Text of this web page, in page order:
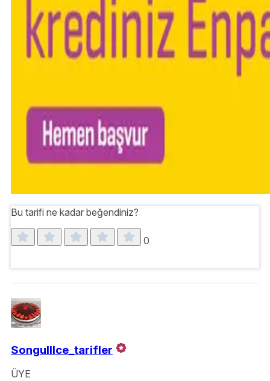
Bu tarifi ne kadar beğendiniz?
0
Songulllce_tarifler
ÜYE